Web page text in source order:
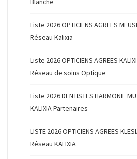
Blanche
Liste 2026 OPTICIENS AGREES
Réseau Kalixia
Liste 2026 OPTICIENS AGREES
Réseau de soins Optique
Liste 2026 DENTISTES HARMONIE
KALIXIA Partenaires
LISTE 2026 OPTICIENS AGREES
Réseau KALIXIA